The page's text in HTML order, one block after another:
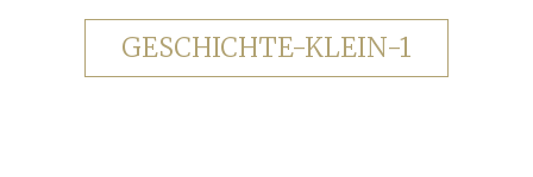
GESCHICHTE-KLEIN-1